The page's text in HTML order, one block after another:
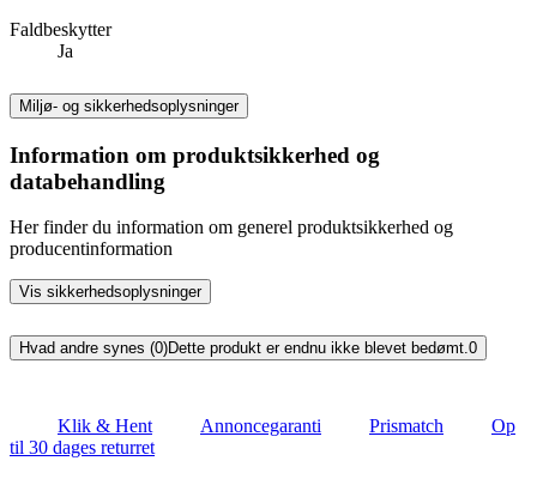
Faldbeskytter
Ja
Miljø- og sikkerhedsoplysninger
Information om produktsikkerhed og
databehandling
Her finder du information om generel produktsikkerhed og
producentinformation
Vis sikkerhedsoplysninger
Hvad andre synes (0)Dette produkt er endnu ikke blevet bedømt.0
Klik & Hent Annoncegaranti Prismatch
Op
til 30 dages returret